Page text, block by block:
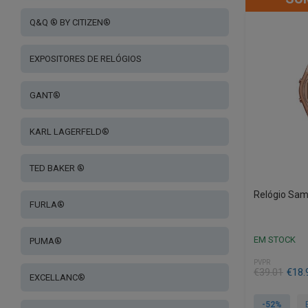
Relógio
EM STOCK
PVPR
€39.01
O
original
€
O
atual
-52%
Q&Q ® BY CITIZEN®
EXPOSITORES DE RELÓGIOS
GANT®
KARL LAGERFELD®
TED BAKER ®
FURLA®
PUMA®
EXCELLANC®